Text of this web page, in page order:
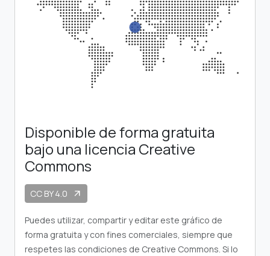
Disponible de forma gratuita
bajo una licencia Creative
Commons
CC BY 4.0 arrow_outward
Puedes utilizar, compartir y editar este gráfico de
forma gratuita y con fines comerciales, siempre que
respetes las condiciones de Creative Commons. Si lo